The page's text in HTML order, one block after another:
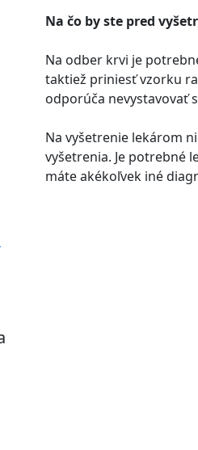
Na čo by ste pred
Na odber krvi je
taktiež priniesť vzorku
odporúča nevystavovať
Na vyšetrenie lekárom
vyšetrenia. Je potrebné
máte akékoľvek iné